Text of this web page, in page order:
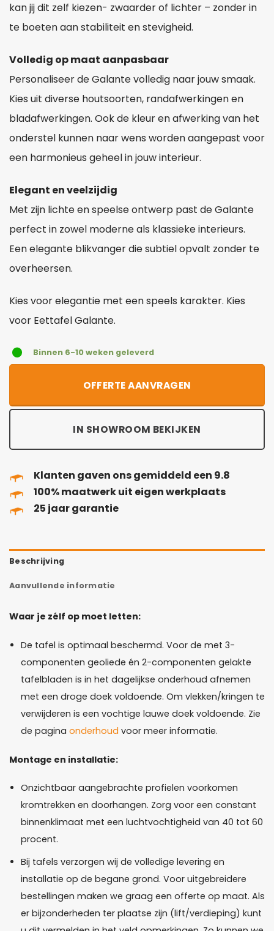
kan jij dit zelf kiezen- zwaarder of lichter – zonder in
te boeten aan stabiliteit en stevigheid.
Volledig op maat aanpasbaar
Personaliseer de Galante volledig naar jouw smaak.
Kies uit diverse houtsoorten, randafwerkingen en
bladafwerkingen. Ook de kleur en afwerking van het
onderstel kunnen naar wens worden aangepast voor
een harmonieus geheel in jouw interieur.
Elegant en veelzijdig
Met zijn lichte en speelse ontwerp past de Galante
perfect in zowel moderne als klassieke interieurs.
Een elegante blikvanger die subtiel opvalt zonder te
overheersen.
Kies voor elegantie met een speels karakter. Kies
voor Eettafel Galante.
Binnen 6-10 weken geleverd
OFFERTE AANVRAGEN
IN SHOWROOM BEKIJKEN
Klanten gaven ons gemiddeld een 9.8
100% maatwerk uit eigen werkplaats
25 jaar garantie
Beschrijving
Aanvullende informatie
Waar je zélf op moet letten:
De tafel is optimaal beschermd. Voor de met 3-
componenten geoliede én 2-componenten gelakte
tafelbladen is in het dagelijkse onderhoud afnemen
met een droge doek voldoende. Om vlekken/kringen te
verwijderen is een vochtige lauwe doek voldoende. Zie
de pagina onderhoud voor meer informatie.
Montage en installatie:
Onzichtbaar aangebrachte profielen voorkomen
kromtrekken en doorhangen. Zorg voor een constant
binnenklimaat met een luchtvochtigheid van 40 tot 60
procent.
Bij tafels verzorgen wij de volledige levering en
installatie op de begane grond. Voor uitgebreidere
bestellingen maken we graag een offerte op maat. Als
er bijzonderheden ter plaatse zijn (lift/verdieping) kunt